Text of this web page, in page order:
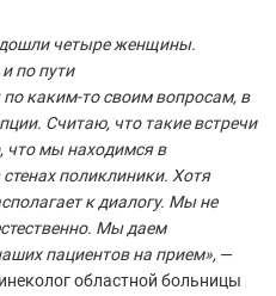
четыре женщины.
по пути
каким-то своим вопросам, в
Считаю, что такие встречи
мы находимся в
поликлиники. Хотя
к диалогу. Мы не
Мы даем
пациентов на прием», —
областной больницы